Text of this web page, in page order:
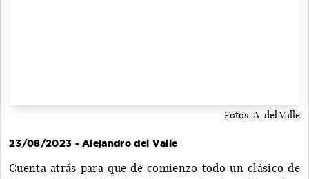
Fotos: A. del Valle
23/08/2023 - Alejandro del Valle
Cuenta atrás para que dé comienzo todo un clásico de